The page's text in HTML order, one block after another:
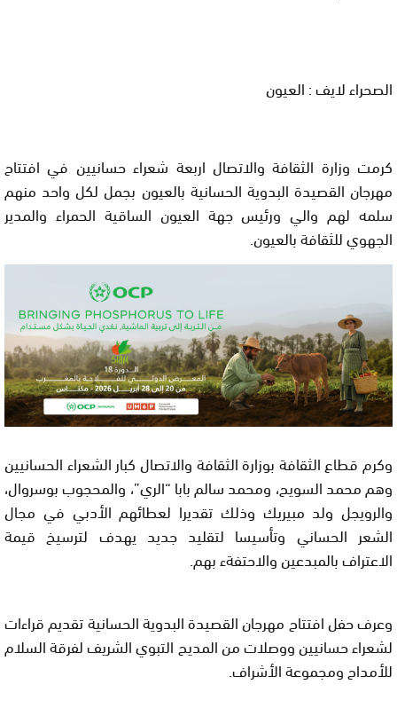
الصحراء لايف : العيون
كرمت وزارة الثقافة والاتصال اربعة شعراء حسانيين في افتتاح
مهرجان القصيدة البدوية الحسانية بالعيون بجمل لكل واحد منهم
سلمه لهم والي ورئيس جهة العيون الساقية الحمراء والمدير
الجهوي للثقافة بالعيون.
وكرم قطاع الثقافة بوزارة الثقافة والاتصال كبار الشعراء الحسانيين
وهم محمد السويح، ومحمد سالم بابا “الري”، والمحجوب بوسروال،
والرويجل ولد مبيريك وذلك تقديرا لعطائهم الأدبي في مجال
الشعر الحساني وتأسيسا لتقليد جديد يهدف لترسيخ قيمة
الاعتراف بالمبدعين والاحتفةء بهم.
وعرف حفل افتتاح مهرجان القصيدة البدوية الحسانية تقديم قراءات
لشعراء حسانيين ووصلات من المديح التبوي الشريف لفرقة السلام
للأمداح ومجموعة الأشراف.